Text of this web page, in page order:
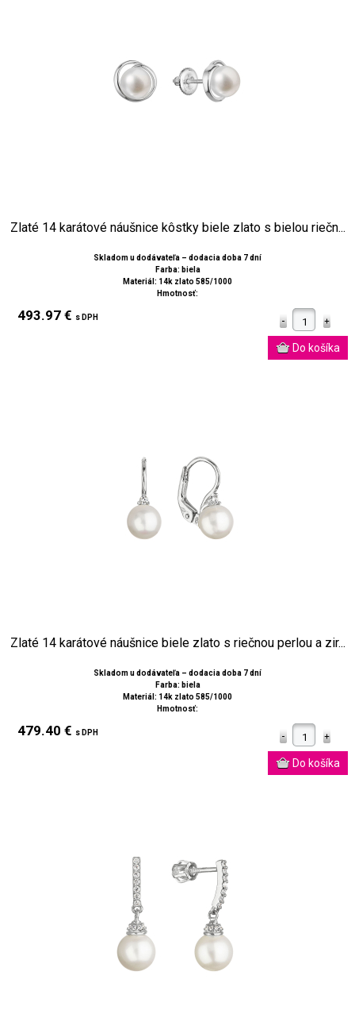
Zlaté 14 karátové náušnice kôstky biele zlato s bielou riečn...
Skladom u dodávateľa – dodacia doba 7 dní
Farba: biela
Materiál: 14k zlato 585/1000
Hmotnosť:
493.97 € s DPH
Zlaté 14 karátové náušnice biele zlato s riečnou perlou a zir...
Skladom u dodávateľa – dodacia doba 7 dní
Farba: biela
Materiál: 14k zlato 585/1000
Hmotnosť:
479.40 € s DPH